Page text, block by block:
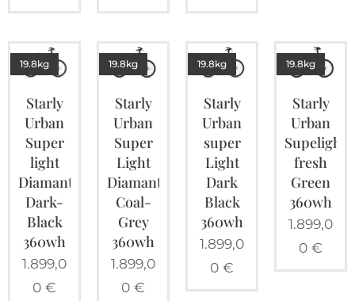
Starly
Urban
Super
light
Diamant
Dark-
Black
360wh
19.8kg
1.899,0
0 €
Starly
Urban
Super
Light
Diamant
Coal-
Grey
360wh
19.8kg
1.899,0
0 €
Starly
Urban
super
Light
Dark
Black
360wh
19.8kg
1.899,0
0 €
Starly
Urban
Supelight
fresh
Green
360wh
19.8kg
1.899,0
0 €